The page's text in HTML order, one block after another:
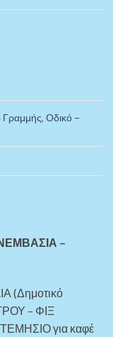
Γραμμής,Οδικό –
–
(Δημοτικό
– ΦΙΞ
για καφέ